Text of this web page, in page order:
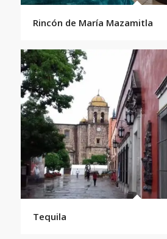
Rincón de María Mazamitla
Tequila